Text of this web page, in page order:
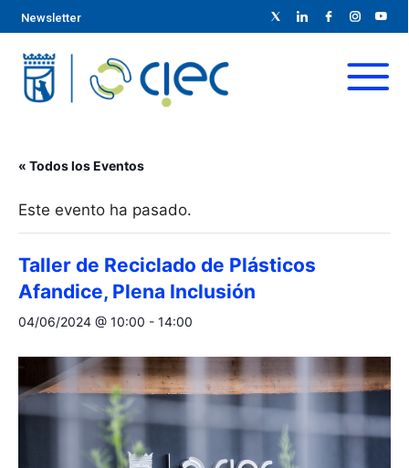
Newsletter
« Todos los Eventos
Este evento ha pasado.
Taller de Reciclado de Plásticos
Afandice, Plena Inclusión
04/06/2024 @ 10:00 - 14:00